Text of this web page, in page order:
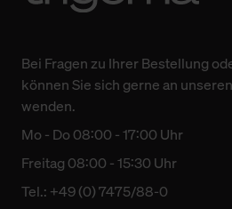
Bei Fragen zu Ihrer Bestellung
können Sie sich gerne an
wenden.
Mo - Do 08:00 - 17:00 Uhr
Freitag 08:00 - 15:30 Uhr
Tel.: +49 (0) 7475/88-0